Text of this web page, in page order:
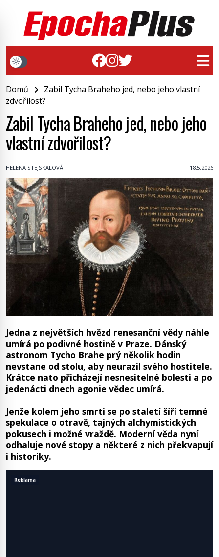
Domů
Zabil Tycha Braheho jed, nebo jeho vlastní
zdvořilost?
Zabil Tycha Braheho jed, nebo jeho
vlastní zdvořilost?
HELENA STEJSKALOVÁ 18.5.2026
Jedna z největších hvězd renesanční vědy náhle
umírá po podivné hostině v Praze. Dánský
astronom Tycho Brahe prý několik hodin
nevstane od stolu, aby neurazil svého hostitele.
Krátce nato přicházejí nesnesitelné bolesti a po
jedenácti dnech agonie vědec umírá.
Jenže kolem jeho smrti se po staletí šíří temné
spekulace o otravě, tajných alchymistických
pokusech i možné vraždě. Moderní věda nyní
odhaluje nové stopy a některé z nich překvapují
i historiky.
Reklama